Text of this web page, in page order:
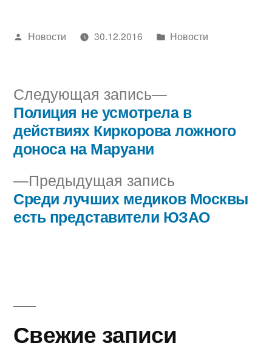
Написано
Новости 30.12.2016
Написано
Новости
Навигация
по
записям
Предыдущая запись
запись:
Среди лучших медиков Москвы
есть представители ЮЗАО
Следующая запись
Следующая
запись:
Полиция не усмотрела в
действиях Киркорова ложного
доноса на Маруани
Свежие записи